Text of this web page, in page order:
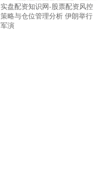
实盘配资知识网-股票配资风控
策略与仓位管理分析 伊朗举行
军演